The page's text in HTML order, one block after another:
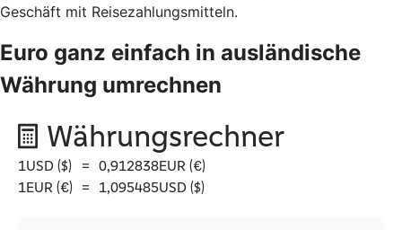
Geschäft mit Reisezahlungsmitteln.
Euro ganz einfach in ausländische
Währung umrechnen